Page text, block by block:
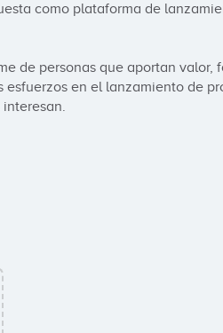
como plataforma de
de personas que aportan valor,
esfuerzos en el lanzamiento de